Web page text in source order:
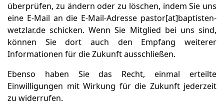
überprüfen, zu ändern oder zu löschen, indem Sie uns
eine E-Mail an die E-Mail-Adresse pastor[at]baptisten-
wetzlar.de schicken. Wenn Sie Mitglied bei uns sind,
können Sie dort auch den Empfang weiterer
Informationen für die Zukunft ausschließen.
Ebenso haben Sie das Recht, einmal erteilte
Einwilligungen mit Wirkung für die Zukunft jederzeit
zu widerrufen.